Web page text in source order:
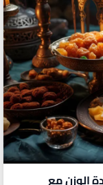
الوزن مع